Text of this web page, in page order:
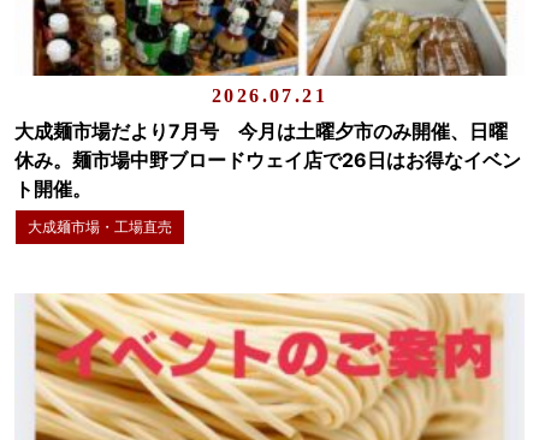
2026.07.21
大成麺市場だより7月号 今月は土曜夕市のみ開催、日曜
休み。麺市場中野ブロードウェイ店で26日はお得なイベン
ト開催。
大成麺市場・工場直売